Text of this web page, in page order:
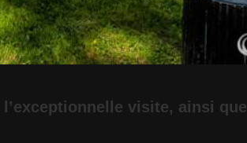
visite, ainsi que